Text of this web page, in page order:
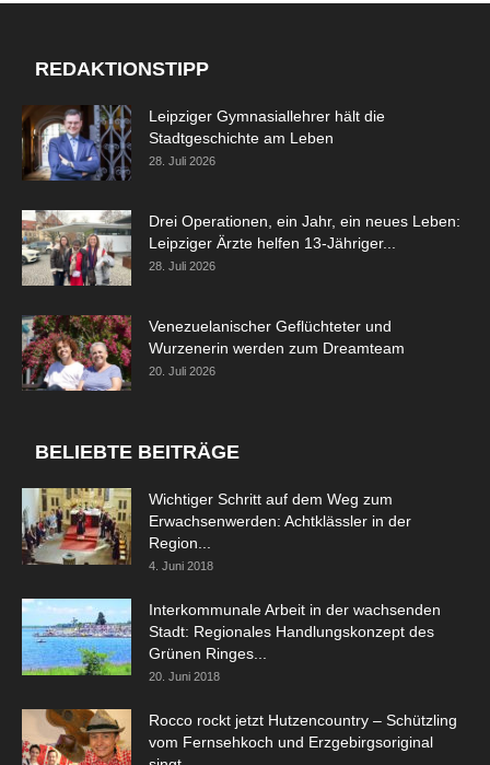
REDAKTIONSTIPP
Leipziger Gymnasiallehrer hält die
Stadtgeschichte am Leben
28. Juli 2026
Drei Operationen, ein Jahr, ein neues Leben:
Leipziger Ärzte helfen 13-Jähriger...
28. Juli 2026
Venezuelanischer Geflüchteter und
Wurzenerin werden zum Dreamteam
20. Juli 2026
BELIEBTE BEITRÄGE
Wichtiger Schritt auf dem Weg zum
Erwachsenwerden: Achtklässler in der
Region...
4. Juni 2018
Interkommunale Arbeit in der wachsenden
Stadt: Regionales Handlungskonzept des
Grünen Ringes...
20. Juni 2018
Rocco rockt jetzt Hutzencountry – Schützling
vom Fernsehkoch und Erzgebirgsoriginal